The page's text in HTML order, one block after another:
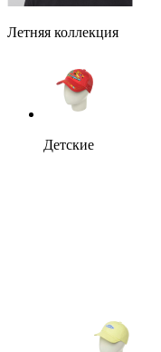
Летняя коллекция
Детские